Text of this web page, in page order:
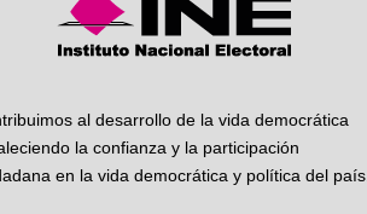
al desarrollo de la vida democrática
la confianza y la participación
en la vida democrática y política del país.